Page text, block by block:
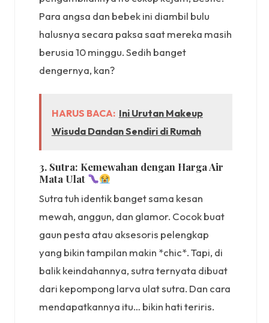
Para angsa dan bebek ini diambil bulu
halusnya secara paksa saat mereka masih
berusia 10 minggu. Sedih banget
dengernya, kan?
HARUS BACA: Ini Urutan Makeup
Wisuda Dandan Sendiri di Rumah
3. Sutra: Kemewahan dengan Harga Air
Mata Ulat
Sutra tuh identik banget sama kesan
mewah, anggun, dan glamor. Cocok buat
gaun pesta atau aksesoris pelengkap
yang bikin tampilan makin *chic*. Tapi, di
balik keindahannya, sutra ternyata dibuat
dari kepompong larva ulat sutra. Dan cara
mendapatkannya itu… bikin hati teriris.